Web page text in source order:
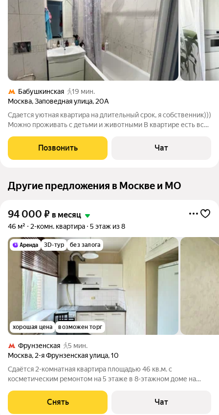
Бабушкинская
19 мин.
Москва,Заповедная улица, 20А
Сдается уютная квартира на длительный срок, я собственник)))
Можно проживать с детьми и животными В квартире есть все
машина с функцией пара, телевизор Samsung , чайник Bork,
тостер и
Позвонить Чат
Другие предложения в Москве и МО
94 000 ₽ в месяц
46 м² 2-комн. квартира 5 этаж из 8
3D-тур без залога
хорошая цена возможен торг
Фрунзенская
5 мин.
Москва, 2-я Фрунзенская улица,10
Сдаётся 2-комнатная квартира площадью 46 кв.м. с
косметическим ремонтом на 5 этаже в 8-этажном доме на
выходят на улицу. В подъезде
Снять Чат